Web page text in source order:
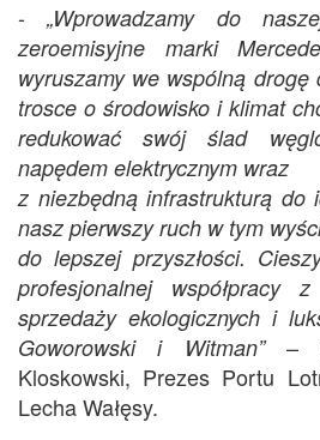
-„Wprowadzamy do
zeroemisyjne marki
wyruszamy we wspólną
trosce o środowisko i klimat
redukować swój ślad
napędem elektrycznym wraz
z niezbędną infrastrukturą do
nasz pierwszy ruch w tym
do lepszej przyszłości.
profesjonalnej współpracy
sprzedaży ekologicznych i
Goworowski i Witman”–
Kloskowski, Prezes Portu
Lecha Wałęsy.